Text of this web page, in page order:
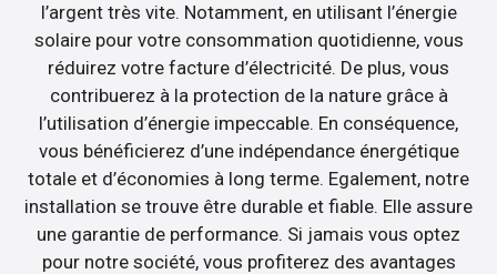
l’argent très vite. Notamment, en utilisant l’énergie
solaire pour votre consommation quotidienne, vous
réduirez votre facture d’électricité. De plus, vous
contribuerez à la protection de la nature grâce à
l’utilisation d’énergie impeccable. En conséquence,
vous bénéficierez d’une indépendance énergétique
totale et d’économies à long terme. Egalement, notre
installation se trouve être durable et fiable. Elle assure
une garantie de performance. Si jamais vous optez
pour notre société, vous profiterez des avantages